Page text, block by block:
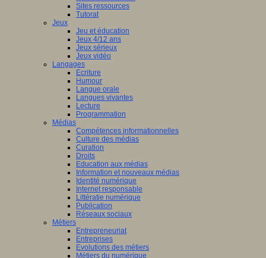
Sites ressources
Tutorat
Jeux
Jeu et éducation
Jeux 4/12 ans
Jeux sérieux
Jeux vidéo
Langages
Ecriture
Humour
Langue orale
Langues vivantes
Lecture
Programmation
Médias
Compétences informationnelles
Culture des médias
Curation
Droits
Education aux médias
Information et nouveaux médias
Identité numérique
Internet responsable
Littératie numérique
Publication
Réseaux sociaux
Métiers
Entrepreneuriat
Entreprises
Evolutions des métiers
Métiers du numérique